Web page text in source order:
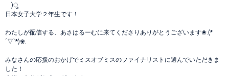
)ु
日本女子大学２年生です！
わたしが配信する、あさはるーむに来てくださりありがとうございます❀.(*
´▽`*)❀.
みなさんの応援のおかげでミスオブミスのファイナリストに選んでいただきま
した！